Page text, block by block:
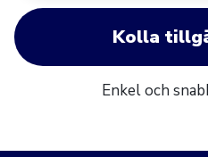
Kolla
Enkel och